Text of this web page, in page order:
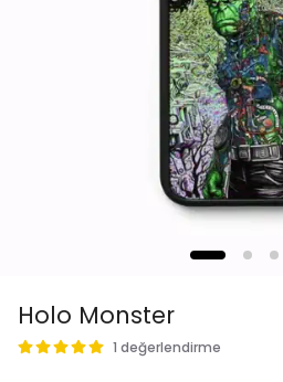
Holo Monster
1 değerlendirme